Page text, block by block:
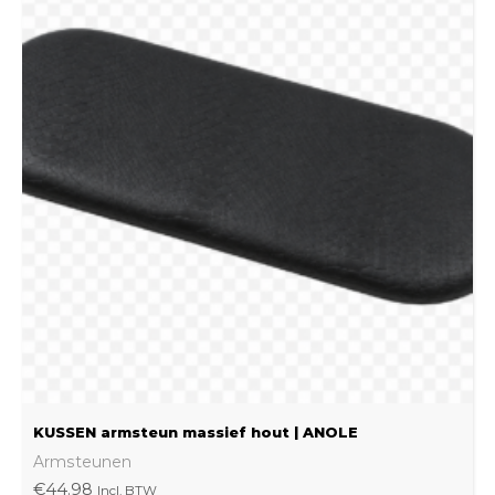
KUSSEN armsteun massief hout | ANOLE
Armsteunen
€44.98 Incl. BTW
meerdere
gekozen
worden